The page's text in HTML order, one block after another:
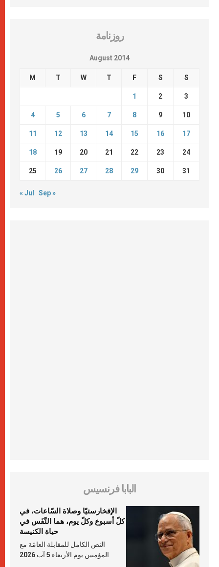
روزنامة
August 2014
M T W T F S S
1 2 3
4 5 6 7 8 9 10
11 12 13 14 15 16 17
18 19 20 21 22 23 24
25 26 27 28 29 30 31
« Jul Sep »
البابا فرنسيس
الإفخارستيّا وصلاة السّاعات، في
كلّ أسبوع وكلّ يوم، هما النَّفَس في
حياة الكنيسة
النص الكامل للمقابلة العامّة مع
المؤمنين يوم الأربعاء 5 آب 2026